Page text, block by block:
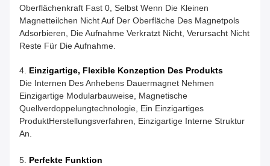
Oberflächenkraft Fast 0, Selbst Wenn Die Kleinen
Magnetteilchen Nicht Auf Der Oberfläche Des Magnetpols
Adsorbieren, Die Aufnahme Verkratzt Nicht, Verursacht Nicht
Reste Für Die Aufnahme.
4. Einzigartige, Flexible Konzeption Des Produkts
Die Internen Des Anhebens Dauermagnet Nehmen
Einzigartige Modularbauweise, Magnetische
Quellverdoppelungtechnologie, Ein Einzigartiges
ProduktHerstellungsverfahren, Einzigartige Interne Struktur
An.
5. Perfekte Funktion